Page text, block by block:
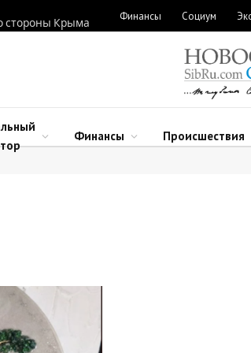
стороны Крыма
Финансы Социум
Финансы Происшествия